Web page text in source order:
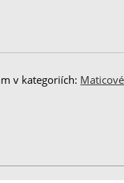
v kategoriích: